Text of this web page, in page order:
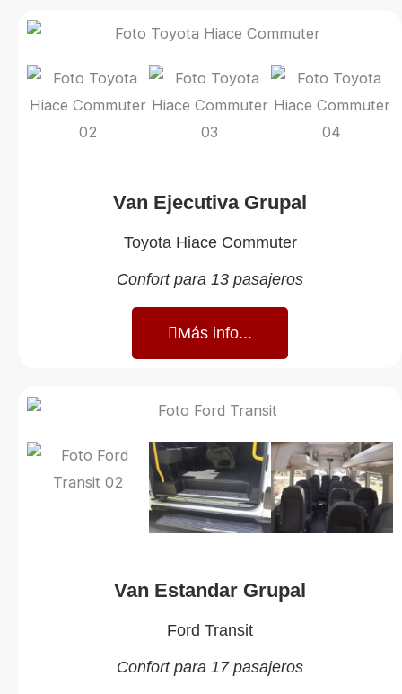
Van Ejecutiva Grupal
Toyota Hiace Commuter
Confort para 13 pasajeros
Más info...
Van Estandar Grupal
Ford Transit
Confort para 17 pasajeros